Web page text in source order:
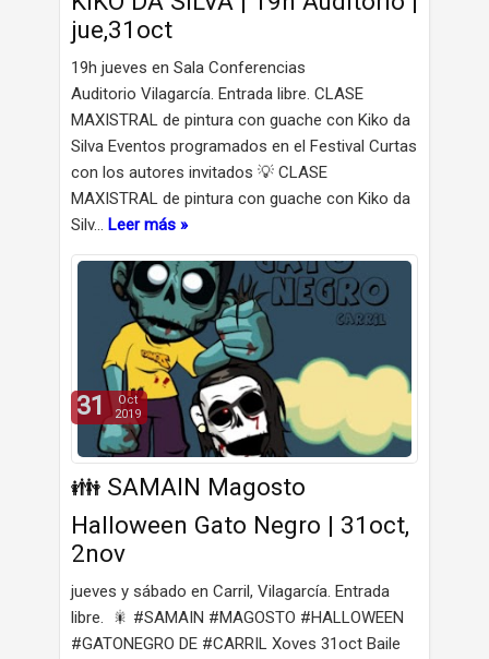
jue,31oct
19h jueves en Sala Conferencias
Auditorio Vilagarcía. Entrada libre. CLASE
MAXISTRAL de pintura con guache con Kiko da
Silva Eventos programados en el Festival Curtas
con los autores invitados 💡 CLASE
MAXISTRAL de pintura con guache con Kiko da
Silv… Leer más »
👪 SAMAIN Magosto
Halloween Gato Negro | 31oct,
2nov
jueves y sábado en Carril, Vilagarcía. Entrada
libre. 🎇 #SAMAIN #MAGOSTO #HALLOWEEN
#GATONEGRO DE #CARRIL Xoves 31oct Baile
31
Oct
2019